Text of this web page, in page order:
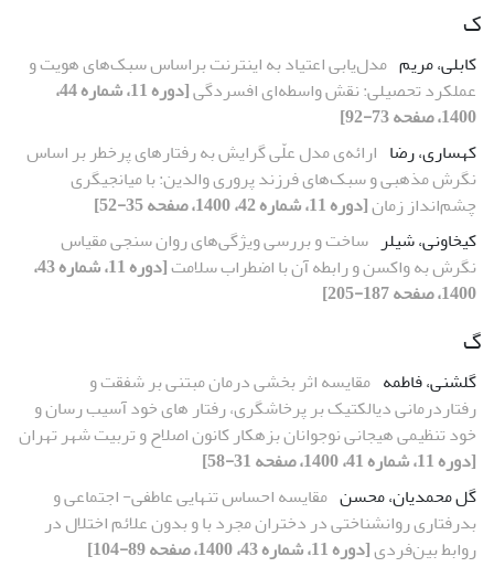
ک
کابلی، مریم مدل‌یابی اعتیاد به اینترنت براساس سبک‌های هویت و
عملکرد تحصیلی: نقش واسطه‌ای افسردگی
[دوره 11، شماره 44،
1400، صفحه 73-92]
کهساری، رضا ارائه‌ی مدل علّی گرایش به رفتارهای پرخطر بر اساس
نگرش مذهبی و سبک‌های فرزند پروری والدین: با میانجیگری
چشم‌انداز زمان[دوره 11، شماره 42، 1400، صفحه 35-52]
کیخاونی، شیلر ساخت و بررسی ویژگی‌های روان سنجی مقیاس
نگرش به واکسن و رابطه آن با اضطراب سلامت
[دوره 11، شماره 43،
1400، صفحه 187-205]
گ
گلشنی، فاطمه مقایسه اثر بخشی درمان مبتنی بر شفقت و
رفتاردرمانی دیالکتیک بر پرخاشگری، رفتار های خود آسیب رسان و
خود تنظیمی هیجانی نوجوانان بزهکار کانون اصلاح و تربیت شهر تهران
[دوره 11، شماره 41، 1400، صفحه 31-58]
گل محمدیان، محسن مقایسه احساس تنهایی عاطفی- اجتماعی و
بدرفتاری روانشناختی در دختران مجرد با و بدون علائم اختلال در
روابط بین‌فردی[دوره 11، شماره 43، 1400، صفحه 89-104]